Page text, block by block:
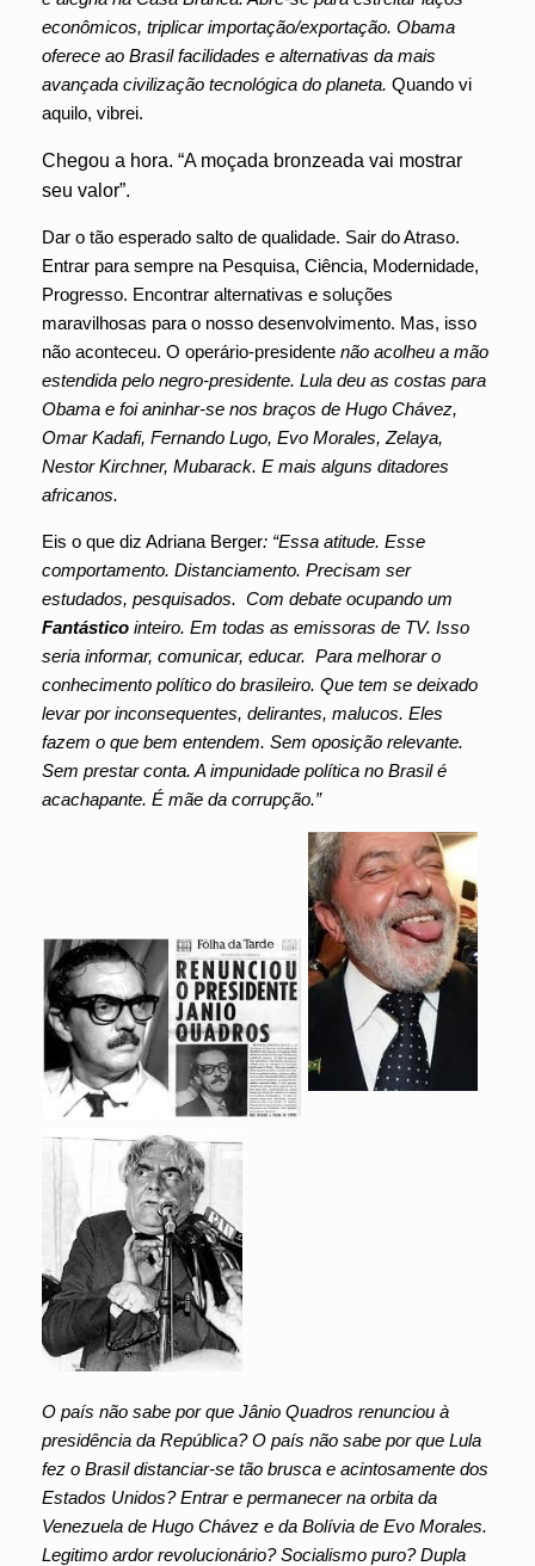
econômicos, triplicar importação/exportação. Obama
oferece ao Brasil facilidades e alternativas da mais
avançada civilização tecnológica do planeta. Quando vi
aquilo, vibrei.
Chegou a hora. “A moçada bronzeada vai mostrar
seu valor”.
Dar o tão esperado salto de qualidade. Sair do Atraso.
Entrar para sempre na Pesquisa, Ciência, Modernidade,
Progresso. Encontrar alternativas e soluções
maravilhosas para o nosso desenvolvimento. Mas, isso
não aconteceu. O operário-presidente não acolheu a mão
estendida pelo negro-presidente. Lula deu as costas para
Obama e foi aninhar-se nos braços de Hugo Chávez,
Omar Kadafi, Fernando Lugo, Evo Morales, Zelaya,
Nestor Kirchner, Mubarack. E mais alguns ditadores
africanos.
Eis o que diz Adriana Berger: “Essa atitude. Esse
comportamento. Distanciamento. Precisam ser
estudados, pesquisados. Com debate ocupando um
Fantástico inteiro. Em todas as emissoras de TV. Isso
seria informar, comunicar, educar. Para melhorar o
conhecimento político do brasileiro. Que tem se deixado
levar por inconsequentes, delirantes, malucos. Eles
fazem o que bem entendem. Sem oposição relevante.
Sem prestar conta. A impunidade política no Brasil é
acachapante. É mãe da corrupção.”
O país não sabe por que Jânio Quadros renunciou à
presidência da República? O país não sabe por que Lula
fez o Brasil distanciar-se tão brusca e acintosamente dos
Estados Unidos? Entrar e permanecer na orbita da
Venezuela de Hugo Chávez e da Bolívia de Evo Morales.
Legitimo ardor revolucionário? Socialismo puro? Dupla